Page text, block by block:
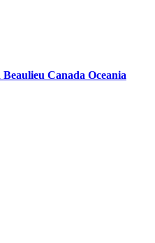
Beaulieu Canada Oceania